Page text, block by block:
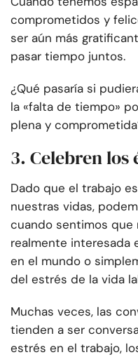
comprometidos y
ser aún más
pasar tiempo juntos.
¿Qué pasaría si
la «falta de tiempo»
plena y
3. Celebren los
Dado que el trabajo
nuestras vidas,
cuando sentimos que
realmente interesada
en el mundo o
del estrés de la vida
Muchas veces, las
tienden a ser
estrés en el trabajo,